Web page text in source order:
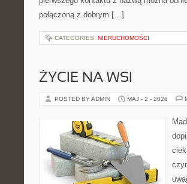
połączoną z dobrym […]
CATEGORIES: NIERUCHOMOŚCI
ŻYCIE NA WSI
POSTED BY ADMIN MAJ - 2 - 2026